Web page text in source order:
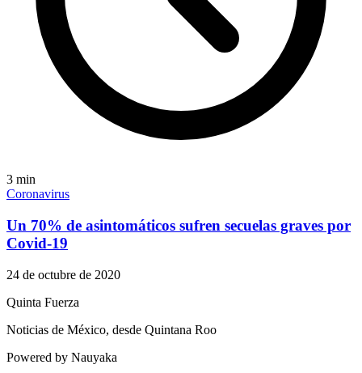
3 min
Coronavirus
Un 70% de asintomáticos sufren secuelas graves por
Covid-19
24 de octubre de 2020
Quinta Fuerza
Noticias de México, desde Quintana Roo
Powered by Nauyaka